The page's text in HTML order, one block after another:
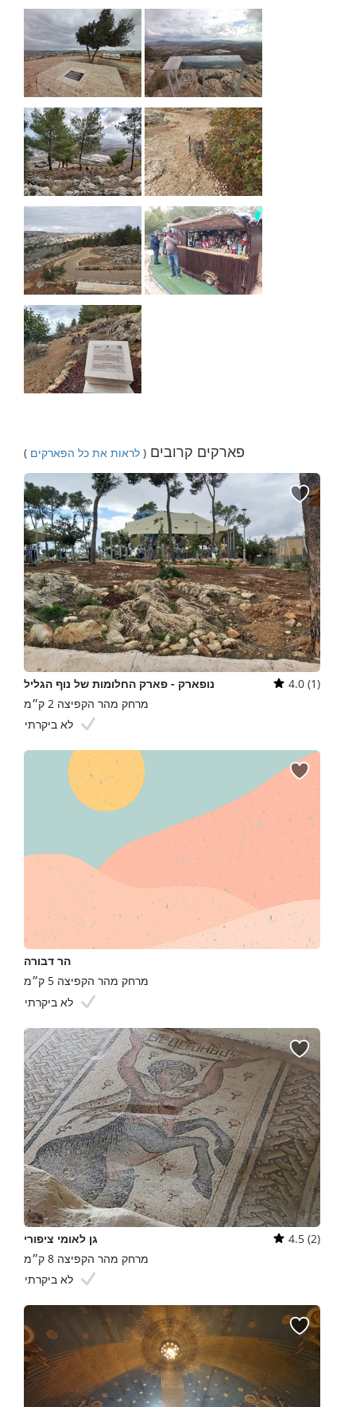
פארקים קרובים ( לראות את כל הפארקים )
נופארק - פארק החלומות של נוף הגליל
4.0 (1)
מרחק מהר הקפיצה 2 ק״מ
לא ביקרתי
הר דבורה
מרחק מהר הקפיצה 5 ק״מ
לא ביקרתי
גן לאומי ציפורי
4.5 (2)
מרחק מהר הקפיצה 8 ק״מ
לא ביקרתי